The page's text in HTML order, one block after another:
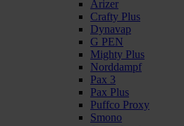
Arizer
Crafty Plus
Dynavap
G PEN
Mighty Plus
Norddampf
Pax 3
Pax Plus
Puffco Proxy
Smono